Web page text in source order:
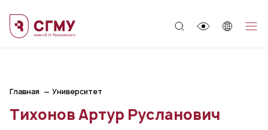
Главная Университет
Тихонов Артур Русланович